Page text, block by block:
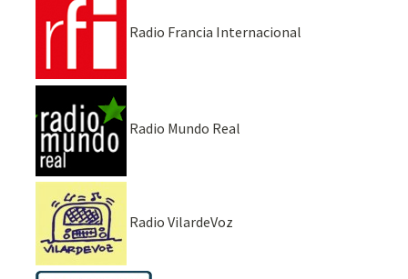
Radio Francia Internacional
Radio Mundo Real
Radio VilardeVoz